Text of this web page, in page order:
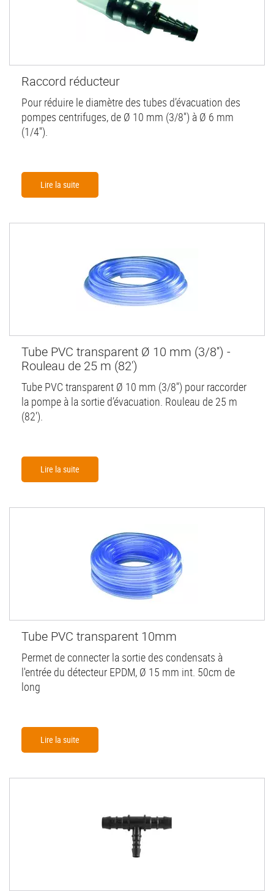
Raccord réducteur
Pour réduire le diamètre des tubes d’évacuation des
pompes centrifuges, de Ø 10 mm (3/8'') à Ø 6 mm
(1/4'').
Lire la suite
Tube PVC transparent Ø 10 mm (3/8'') -
Rouleau de 25 m (82')
Tube PVC transparent Ø 10 mm (3/8'') pour raccorder
la pompe à la sortie d’évacuation. Rouleau de 25 m
(82').
Lire la suite
Tube PVC transparent 10mm
Permet de connecter la sortie des condensats à
l'entrée du détecteur EPDM, Ø 15 mm int. 50cm de
long
Lire la suite